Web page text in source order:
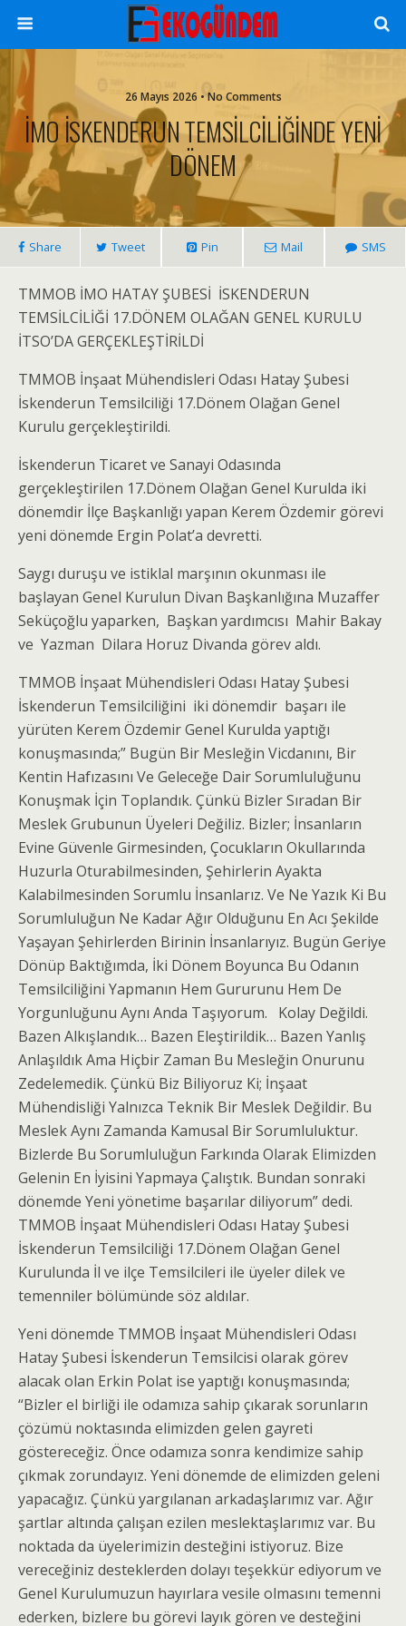
26 Mayıs 2026 • No Comments
İMO İSKENDERUN TEMSİLCİLİĞİNDE YENİ
DÖNEM
Share Tweet Pin Mail SMS
TMMOB İMO HATAY ŞUBESİ İSKENDERUN
TEMSİLCİLİĞİ 17.DÖNEM OLAĞAN GENEL KURULU
İTSO’DA GERÇEKLEŞTİRİLDİ
TMMOB İnşaat Mühendisleri Odası Hatay Şubesi
İskenderun Temsilciliği 17.Dönem Olağan Genel
Kurulu gerçekleştirildi.
İskenderun Ticaret ve Sanayi Odasında
gerçekleştirilen 17.Dönem Olağan Genel Kurulda iki
dönemdir İlçe Başkanlığı yapan Kerem Özdemir görevi
yeni dönemde Ergin Polat’a devretti.
Saygı duruşu ve istiklal marşının okunması ile
başlayan Genel Kurulun Divan Başkanlığına Muzaffer
Seküçoğlu yaparken, Başkan yardımcısı Mahir Bakay
ve Yazman Dilara Horuz Divanda görev aldı.
TMMOB İnşaat Mühendisleri Odası Hatay Şubesi
İskenderun Temsilciliğini iki dönemdir başarı ile
yürüten Kerem Özdemir Genel Kurulda yaptığı
konuşmasında;” Bugün Bir Mesleğin Vicdanını, Bir
Kentin Hafızasını Ve Geleceğe Dair Sorumluluğunu
Konuşmak İçin Toplandık. Çünkü Bizler Sıradan Bir
Meslek Grubunun Üyeleri Değiliz. Bizler; İnsanların
Evine Güvenle Girmesinden, Çocukların Okullarında
Huzurla Oturabilmesinden, Şehirlerin Ayakta
Kalabilmesinden Sorumlu İnsanlarız. Ve Ne Yazık Ki Bu
Sorumluluğun Ne Kadar Ağır Olduğunu En Acı Şekilde
Yaşayan Şehirlerden Birinin İnsanlarıyız. Bugün Geriye
Dönüp Baktığımda, İki Dönem Boyunca Bu Odanın
Temsilciliğini Yapmanın Hem Gururunu Hem De
Yorgunluğunu Aynı Anda Taşıyorum. Kolay Değildi.
Bazen Alkışlandık… Bazen Eleştirildik… Bazen Yanlış
Anlaşıldık Ama Hiçbir Zaman Bu Mesleğin Onurunu
Zedelemedik. Çünkü Biz Biliyoruz Ki; İnşaat
Mühendisliği Yalnızca Teknik Bir Meslek Değildir. Bu
Meslek Aynı Zamanda Kamusal Bir Sorumluluktur.
Bizlerde Bu Sorumluluğun Farkında Olarak Elimizden
Gelenin En İyisini Yapmaya Çalıştık. Bundan sonraki
dönemde Yeni yönetime başarılar diliyorum” dedi.
TMMOB İnşaat Mühendisleri Odası Hatay Şubesi
İskenderun Temsilciliği 17.Dönem Olağan Genel
Kurulunda İl ve ilçe Temsilcileri ile üyeler dilek ve
temenniler bölümünde söz aldılar.
Yeni dönemde TMMOB İnşaat Mühendisleri Odası
Hatay Şubesi İskenderun Temsilcisi olarak görev
alacak olan Erkin Polat ise yaptığı konuşmasında;
“Bizler el birliği ile odamıza sahip çıkarak sorunların
çözümü noktasında elimizden gelen gayreti
göstereceğiz. Önce odamıza sonra kendimize sahip
çıkmak zorundayız. Yeni dönemde de elimizden geleni
yapacağız. Çünkü yargılanan arkadaşlarımız var. Ağır
şartlar altında çalışan ezilen meslektaşlarımız var. Bu
noktada da üyelerimizin desteğini istiyoruz. Bize
vereceğiniz desteklerden dolayı teşekkür ediyorum ve
Genel Kurulumuzun hayırlara vesile olmasını temenni
ederken, bizlere bu görevi layık gören ve desteğini